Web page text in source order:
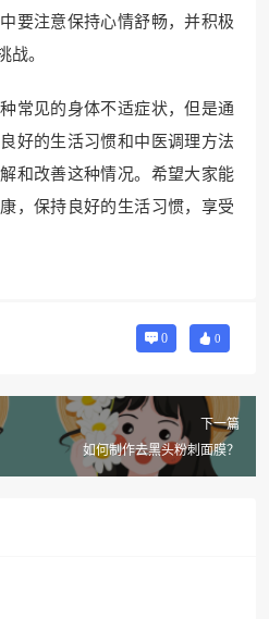
要注意保持心情舒畅，并积极
战。
常见的身体不适症状，但是通
好的生活习惯和中医调理方法
和改善这种情况。希望大家能
，保持良好的生活习惯，享受
0 0
下一篇
如何制作去黑头粉刺面膜？